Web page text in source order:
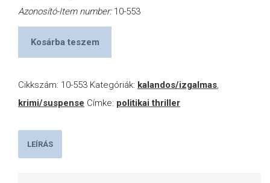
Azonosító-Item number: 10-553
Kosárba teszem
Cikkszám: 10-553 Kategóriák: kalandos/izgalmas,
krimi/suspense Címke: politikai thriller
LEÍRÁS